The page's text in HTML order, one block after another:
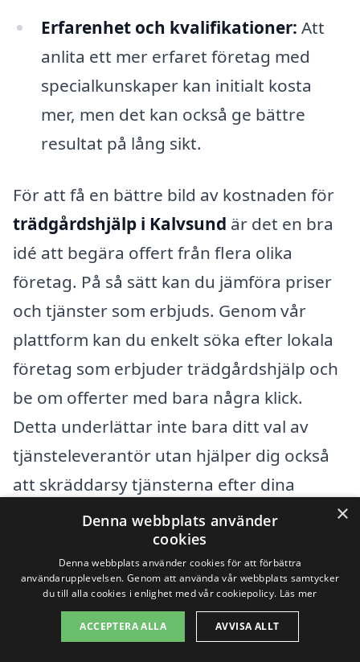
Erfarenhet och kvalifikationer: Att
anlita ett mer erfaret företag med
specialkunskaper kan initialt kosta
mer, men det kan också ge bättre
resultat på lång sikt.
För att få en bättre bild av kostnaden för
trädgårdshjälp i Kalvsund är det en bra
idé att begära offert från flera olika
företag. På så sätt kan du jämföra priser
och tjänster som erbjuds. Genom vår
plattform kan du enkelt söka efter lokala
företag som erbjuder trädgårdshjälp och
be om offerter med bara några klick.
Detta underlättar inte bara ditt val av
tjänsteleverantör utan hjälper dig också
att skräddarsy tjänsterna efter dina
specifika behov och budget.
Att välja rättträdgårdshjälp i Kalvsund
kan göra en stor skillnad för din trädgårds
utseende och hälsa. En välskött trädgård
×
Denna webbplats använder
cookies
Denna webbplats använder cookies för att förbättra
användarupplevelsen. Genom att använda vår webbplats samtycker
du till alla cookies i enlighet med vår cookiepolicy. Läs mer
ACCEPTERA ALLA AVVISA ALLT